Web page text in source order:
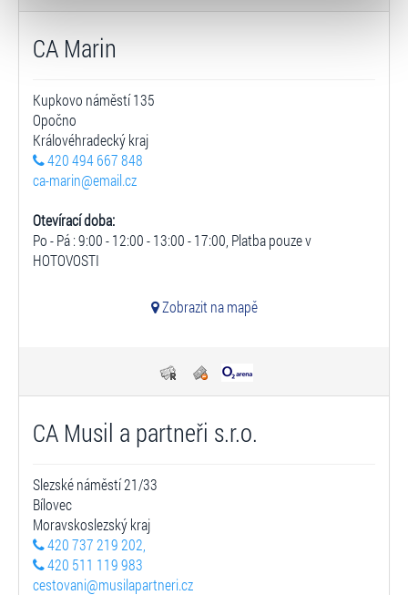
volbu můžete kdykoliv změnit v zápatí stránky v záložce
CA Marin
Kupkovo náměstí 135
Opočno
Královéhradecký kraj
420 494 667 848
ca-marin@email.cz
Otevírací doba:
Po - Pá : 9:00 - 12:00 - 13:00 - 17:00, Platba pouze v
HOTOVOSTI
Zobrazit na mapě
CA Musil a partneři s.r.o.
Slezské náměstí 21/33
Bílovec
Moravskoslezský kraj
420 737 219 202,
420 511 119 983
cestovani@musilapartneri.cz